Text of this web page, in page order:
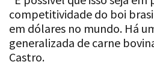
competitividade do boi
em dólares no mundo. Há
generalizada de carne
Castro.